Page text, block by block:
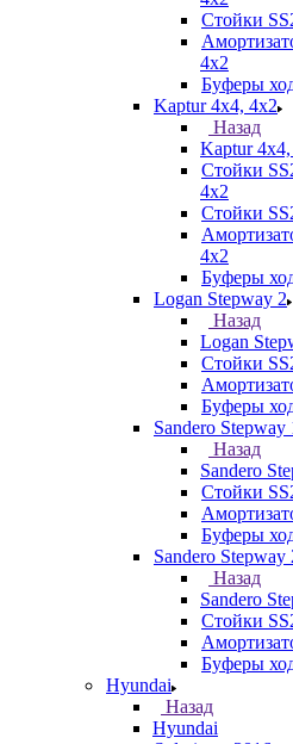
Стойки
4х2
Буферы
Kaptur 4х4, 4х2
Назад
Kaptur 4х4,
Стойки
4x2
Стойки
4х2
Буферы
Logan Stepway 2
Назад
Logan
Стойки
Буферы
Sandero Stepway
Назад
Sandero
Стойки
Буферы
Sandero Stepway
Назад
Sandero
Стойки
Буферы
Hyundai
Назад
Hyundai